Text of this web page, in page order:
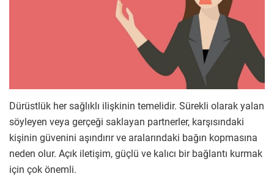
Dürüstlük her sağlıklı ilişkinin temelidir. Sürekli olarak yalan
söyleyen veya gerçeği saklayan partnerler, karşısındaki
kişinin güvenini aşındırır ve aralarındaki bağın kopmasına
neden olur. Açık iletişim, güçlü ve kalıcı bir bağlantı kurmak
için çok önemli.